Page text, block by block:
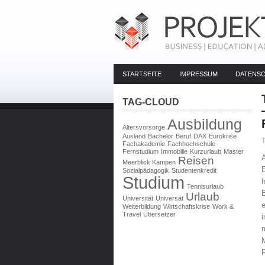
STARTSEITE IMPRESSUM
TAG-CLOUD
Altersvorsorge Ausbildung
Ausland Bachelor Beruf DAX Eurokrise
Fachakademie Fachhochschule
Fernstudium Immobilie Kurzurlaub Master
Meerblick Kampen Reisen
Sozialpädagogik Studentenkredit
Studium Tennisurlaub
Universität Universät Urlaub
Weiterbildung Wirtschaftskrise Work &
Travel Übersetzer